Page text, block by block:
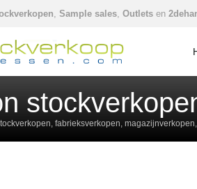
, Sample sales, Outlets en
fabrieksverkopen,